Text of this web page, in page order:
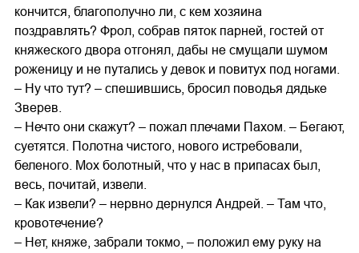
кончится, благополучно ли, с кем хозяина
поздравлять? Фрол, собрав пяток парней, гостей от
княжеского двора отгонял, дабы не смущали шумом
роженицу и не путались у девок и повитух под ногами.
– Ну что тут? – спешившись, бросил поводья дядьке
Зверев.
– Нечто они скажут? – пожал плечами Пахом. – Бегают,
суетятся. Полотна чистого, нового истребовали,
беленого. Мох болотный, что у нас в припасах был,
весь, почитай, извели.
– Как извели? – нервно дернулся Андрей. – Там что,
кровотечение?
– Нет, княже, забрали токмо, – положил ему руку на